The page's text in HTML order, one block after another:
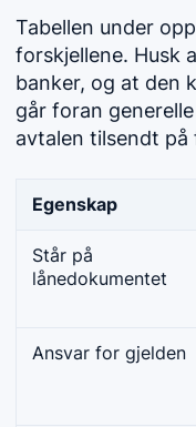
Tabellen under
forskjellene. Husk
banker, og at den
går foran
avtalen tilsendt på
Egenskap
Står på
lånedokumentet
Ansvar for gjelden